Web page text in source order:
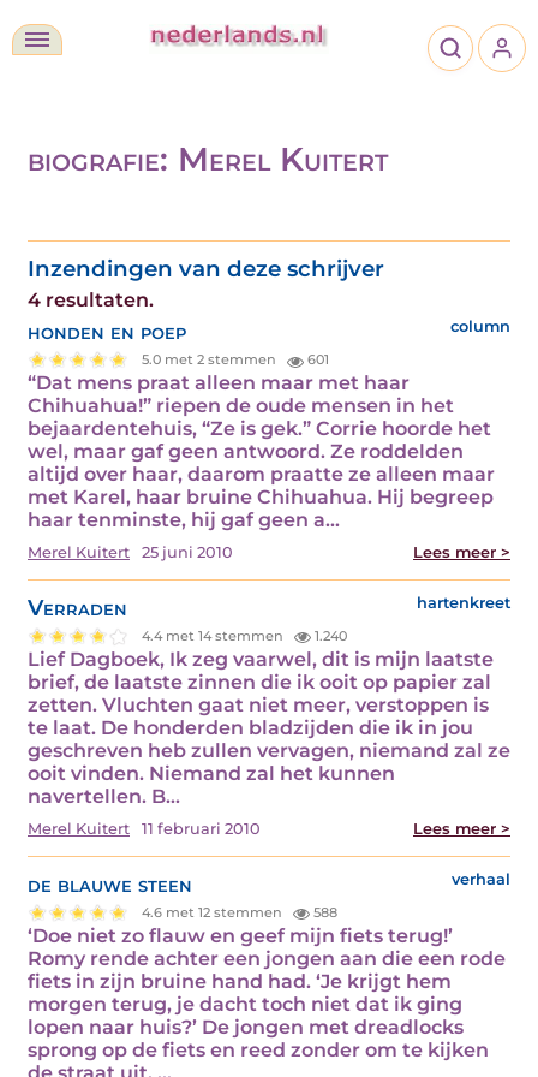
biografie: Merel Kuitert
Inzendingen van deze schrijver
4 resultaten.
honden en poep column
5.0 met 2 stemmen 601
“Dat mens praat alleen maar met haar
Chihuahua!” riepen de oude mensen in het
bejaardentehuis, “Ze is gek.” Corrie hoorde het
wel, maar gaf geen antwoord. Ze roddelden
altijd over haar, daarom praatte ze alleen maar
met Karel, haar bruine Chihuahua. Hij begreep
haar tenminste, hij gaf geen a...
Merel Kuitert 25 juni 2010 Lees meer >
Verraden hartenkreet
4.4 met 14 stemmen 1.240
Lief Dagboek, Ik zeg vaarwel, dit is mijn laatste
brief, de laatste zinnen die ik ooit op papier zal
zetten. Vluchten gaat niet meer, verstoppen is
te laat. De honderden bladzijden die ik in jou
geschreven heb zullen vervagen, niemand zal ze
ooit vinden. Niemand zal het kunnen
navertellen. B...
Merel Kuitert 11 februari 2010 Lees meer >
de blauwe steen verhaal
4.6 met 12 stemmen 588
‘Doe niet zo flauw en geef mijn fiets terug!’
Romy rende achter een jongen aan die een rode
fiets in zijn bruine hand had. ‘Je krijgt hem
morgen terug, je dacht toch niet dat ik ging
lopen naar huis?’ De jongen met dreadlocks
sprong op de fiets en reed zonder om te kijken
de straat uit. ...